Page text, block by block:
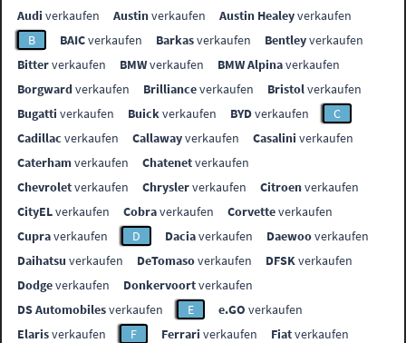
Audi verkaufen Austinverkaufen Austin Healeyverkaufen
B
BAICverkaufen Barkasverkaufen Bentleyverkaufen
Bitterverkaufen BMWverkaufen BMW Alpinaverkaufen
Borgwardverkaufen Brillianceverkaufen Bristolverkaufen
Bugatti verkaufen Buickverkaufen BYDverkaufen
C
Cadillac verkaufen Callawayverkaufen Casalini verkaufen
Caterhamverkaufen Chatenetverkaufen
Chevroletverkaufen Chryslerverkaufen Citroenverkaufen
CityELverkaufen Cobraverkaufen Corvetteverkaufen
Cupraverkaufen D Daciaverkaufen Daewooverkaufen
Daihatsu verkaufen DeTomasoverkaufen DFSKverkaufen
Dodgeverkaufen Donkervoortverkaufen
DS Automobilesverkaufen E e.GO verkaufen
Elarisverkaufen F Ferrari verkaufen Fiatverkaufen